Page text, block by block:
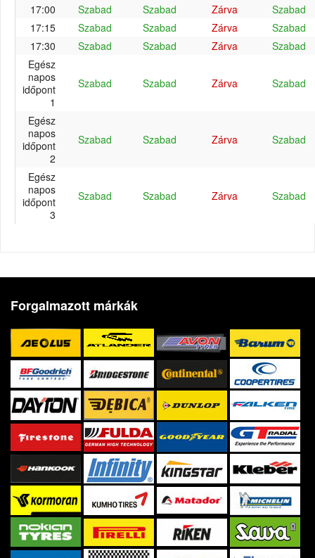
17:00
Szabad Szabad Zárva
Szabad
17:15
Szabad Szabad Zárva
Szabad
17:30
Szabad Szabad Zárva
Szabad
Egész
napos
időpont
1
Szabad Szabad Zárva Szabad
Egész
napos
időpont
2
Szabad Szabad Zárva Szabad
Egész
napos
időpont
3
Szabad Szabad Zárva Szabad
Forgalmazott márkák